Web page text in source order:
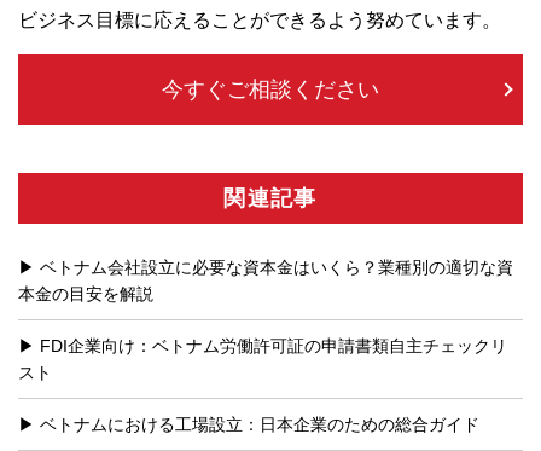
ビジネス目標に応えることができるよう努めています。
今すぐご相談ください
関連記事
ベトナム会社設立に必要な資本金はいくら？業種別の適切な資
本金の目安を解説
FDI企業向け：ベトナム労働許可証の申請書類自主チェックリ
スト
ベトナムにおける工場設立：日本企業のための総合ガイド